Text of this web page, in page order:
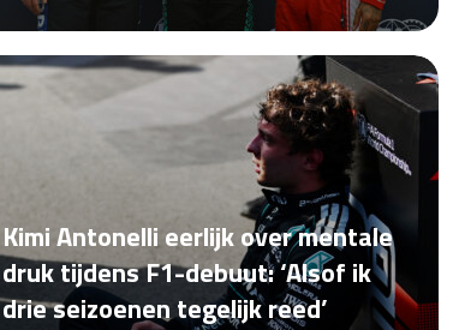
Kimi Antonelli eerlijk over mentale
druk tijdens F1-debuut: ‘Alsof ik
drie seizoenen tegelijk reed’